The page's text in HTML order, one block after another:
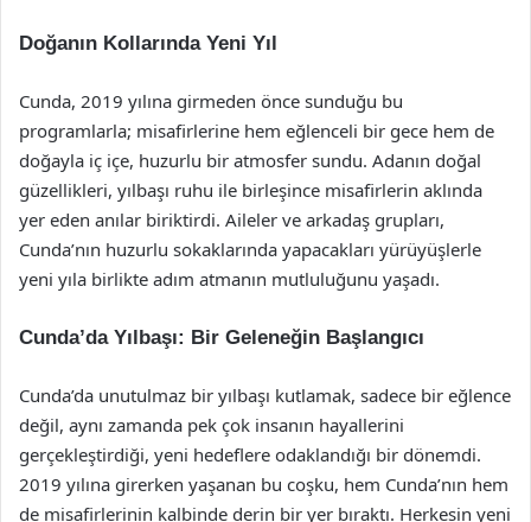
Doğanın Kollarında Yeni Yıl
Cunda, 2019 yılına girmeden önce sunduğu bu
programlarla; misafirlerine hem eğlenceli bir gece hem de
doğayla iç içe, huzurlu bir atmosfer sundu. Adanın doğal
güzellikleri, yılbaşı ruhu ile birleşince misafirlerin aklında
yer eden anılar biriktirdi. Aileler ve arkadaş grupları,
Cunda’nın huzurlu sokaklarında yapacakları yürüyüşlerle
yeni yıla birlikte adım atmanın mutluluğunu yaşadı.
Cunda’da Yılbaşı: Bir Geleneğin Başlangıcı
Cunda’da unutulmaz bir yılbaşı kutlamak, sadece bir eğlence
değil, aynı zamanda pek çok insanın hayallerini
gerçekleştirdiği, yeni hedeflere odaklandığı bir dönemdi.
2019 yılına girerken yaşanan bu coşku, hem Cunda’nın hem
de misafirlerinin kalbinde derin bir yer bıraktı. Herkesin yeni